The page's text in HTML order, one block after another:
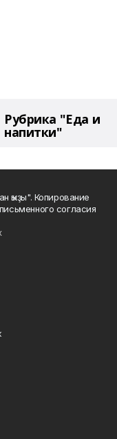
Рубрика "Еда и
напитки"
ҡыҙы". Копирование
согласия